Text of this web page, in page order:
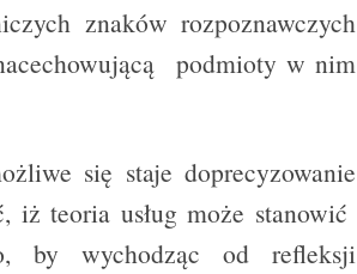
znaków rozpoznawczych
podmioty w nim
się staje doprecyzowanie
iż teoria usług może stanowić
by wychodząc od refleksji